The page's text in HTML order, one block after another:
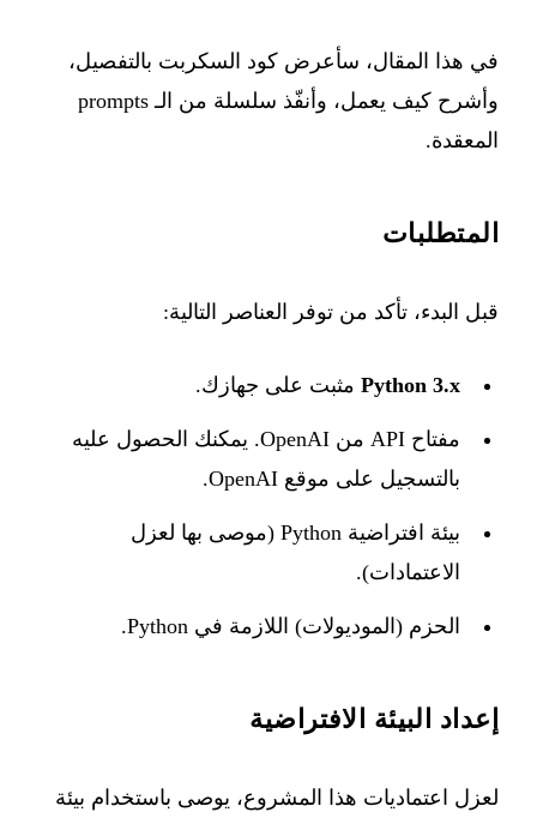
في هذا المقال، سأعرض كود السكربت بالتفصيل،
وأشرح كيف يعمل، وأنفّذ سلسلة من الـ prompts
المعقدة.
المتطلبات
قبل البدء، تأكد من توفر العناصر التالية:
Python 3.x مثبت على جهازك.
مفتاح API من OpenAI. يمكنك الحصول عليه
بالتسجيل على موقع OpenAI.
بيئة افتراضية Python (موصى بها لعزل
الاعتمادات).
الحزم (الموديولات) اللازمة في Python.
إعداد البيئة الافتراضية
لعزل اعتماديات هذا المشروع، يوصى باستخدام بيئة